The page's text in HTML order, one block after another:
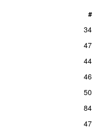
#
34
47
44
46
50
84
47